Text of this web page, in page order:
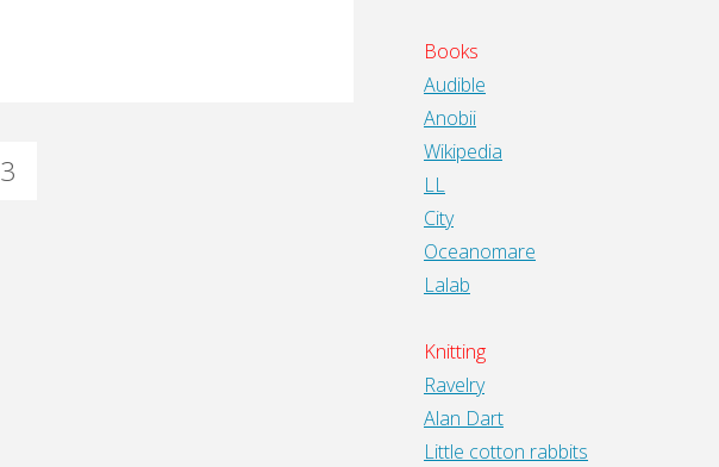
3
Books
Audible
Anobii
Wikipedia
LL
City
Oceanomare
Lalab
Knitting
Ravelry
Alan Dart
Little cotton rabbits